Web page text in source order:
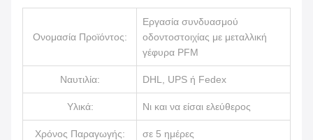
Ονομασία Προϊόντος:
Εργασία συνδυασμού
οδοντοστοιχίας με μεταλλική
γέφυρα PFM
Ναυτιλία: DHL, UPS ή Fedex
Υλικά: Νι και να είσαι ελεύθερος
Χρόνος Παραγωγής: σε 5 ημέρες